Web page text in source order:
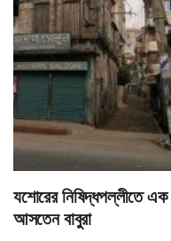
যশোরের নিষিদ্ধপল্লীতে
আসতেন বাবুরা